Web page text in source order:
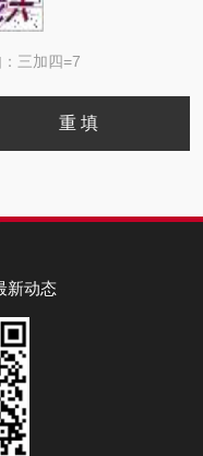
三加四=7
新动态